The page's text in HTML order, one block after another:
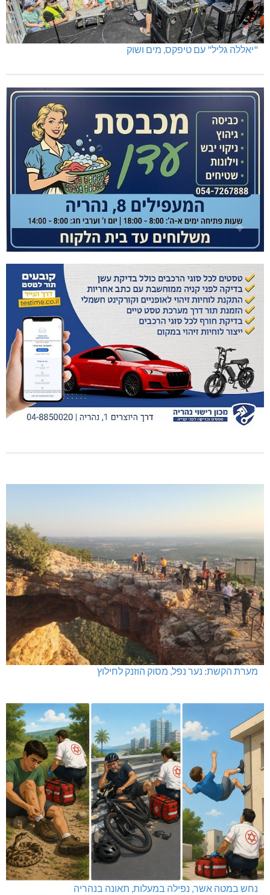
"יאללה גליל" עם טיפקס, מים ושוק
מערת הקשת: נער נפל, מסוק הוזנק לחילוץ
נחש במטה אשר, נפילה במעלות, תאונה בנהריה